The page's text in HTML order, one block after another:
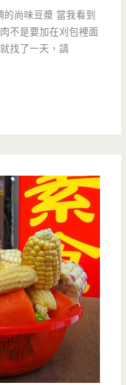
尚味豆漿 當我看到
不是要加在刈包裡面
找了一天，請